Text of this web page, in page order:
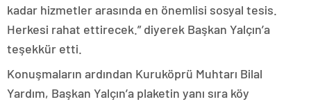
kadar hizmetler arasında en önemlisi sosyal tesis.
Herkesi rahat ettirecek.” diyerek Başkan Yalçın’a
teşekkür etti.
Konuşmaların ardından Kuruköprü Muhtarı Bilal
Yardım, Başkan Yalçın’a plaketin yanı sıra köy